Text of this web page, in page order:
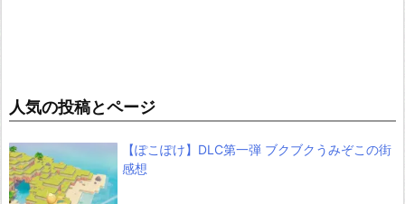
人気の投稿とページ
【ぽこぽけ】DLC第一弾 ブクブクうみぞこの街
感想